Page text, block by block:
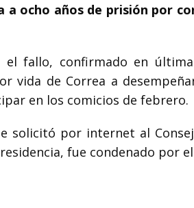
ocho años de prisión por
fallo, confirmado en
vida de Correa a
en los comicios de febrero.
solicitó por internet al
fue condenado por